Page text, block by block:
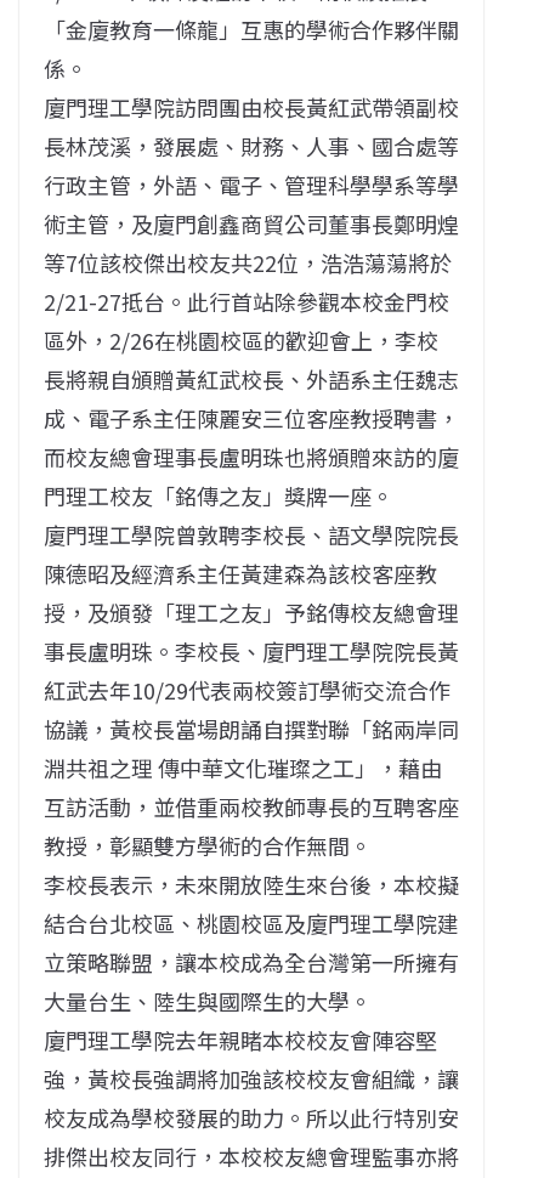
「金廈教育一條龍」互惠的學術合作夥伴關
係。
廈門理工學院訪問團由校長黃紅武帶領副校
長林茂溪，發展處、財務、人事、國合處等
行政主管，外語、電子、管理科學學系等學
術主管，及廈門創鑫商貿公司董事長鄭明煌
等7位該校傑出校友共22位，浩浩蕩蕩將於
2/21-27抵台。此行首站除參觀本校金門校
區外，2/26在桃園校區的歡迎會上，李校
長將親自頒贈黃紅武校長、外語系主任魏志
成、電子系主任陳麗安三位客座教授聘書，
而校友總會理事長盧明珠也將頒贈來訪的廈
門理工校友「銘傳之友」獎牌一座。
廈門理工學院曾敦聘李校長、語文學院院長
陳德昭及經濟系主任黃建森為該校客座教
授，及頒發「理工之友」予銘傳校友總會理
事長盧明珠。李校長、廈門理工學院院長黃
紅武去年10/29代表兩校簽訂學術交流合作
協議，黃校長當場朗誦自撰對聯「銘兩岸同
淵共祖之理 傳中華文化璀璨之工」，藉由
互訪活動，並借重兩校教師專長的互聘客座
教授，彰顯雙方學術的合作無間。
李校長表示，未來開放陸生來台後，本校擬
結合台北校區、桃園校區及廈門理工學院建
立策略聯盟，讓本校成為全台灣第一所擁有
大量台生、陸生與國際生的大學。
廈門理工學院去年親睹本校校友會陣容堅
強，黃校長強調將加強該校校友會組織，讓
校友成為學校發展的助力。所以此行特別安
排傑出校友同行，本校校友總會理監事亦將